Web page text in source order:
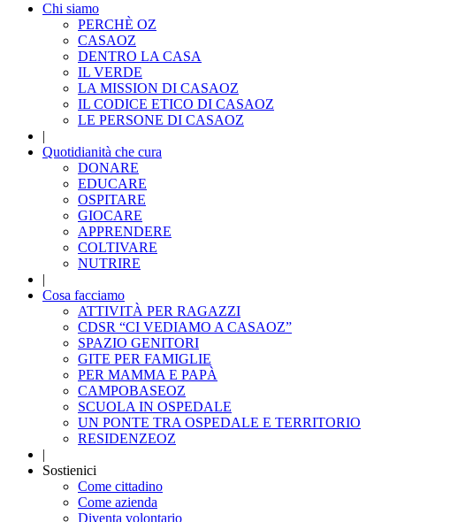
Chi siamo
PERCHÈ OZ
CASAOZ
DENTRO LA CASA
IL VERDE
LA MISSION DI CASAOZ
IL CODICE ETICO DI CASAOZ
LE PERSONE DI CASAOZ
|
Quotidianità che cura
DONARE
EDUCARE
OSPITARE
GIOCARE
APPRENDERE
COLTIVARE
NUTRIRE
|
Cosa facciamo
ATTIVITÀ PER RAGAZZI
CDSR “CI VEDIAMO A CASAOZ”
SPAZIO GENITORI
GITE PER FAMIGLIE
PER MAMMA E PAPÀ
CAMPOBASEOZ
SCUOLA IN OSPEDALE
UN PONTE TRA OSPEDALE E TERRITORIO
RESIDENZEOZ
|
Sostienici
Come cittadino
Come azienda
Diventa volontario